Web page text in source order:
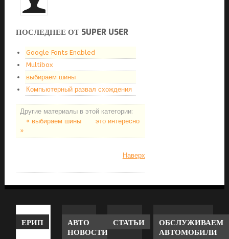
ПОСЛЕДНЕЕ ОТ SUPER USER
Google Fonts Enabled
Multibox
выбираем шины
Компьютерный развал схождения
Другие материалы в этой категории:
« выбираем шины
это интересно
»
Наверх
ЕРИП
АВТО
НОВОСТИ
СТАТЬИ
ОБСЛУЖИВАЕМ
АВТОМОБИЛИ